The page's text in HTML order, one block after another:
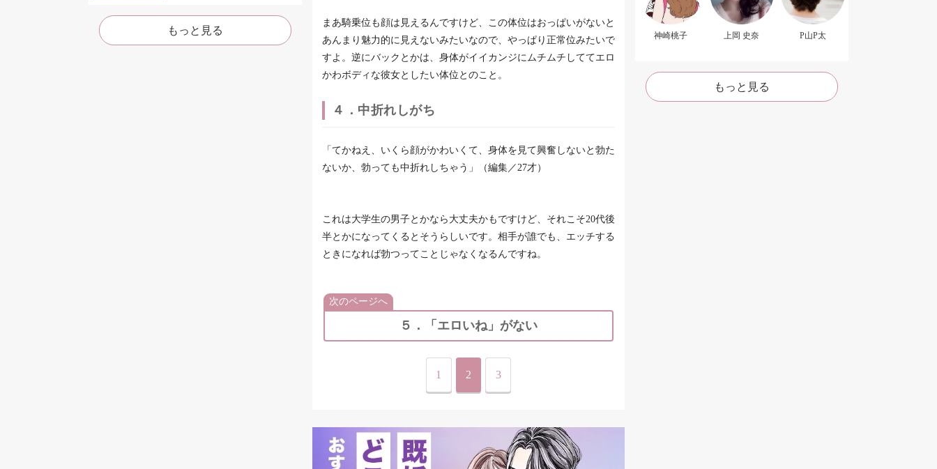
た
もっと見る
まあ騎乗位も顔は見えるんですけど、この体位はおっぱいがないと
あんまり魅力的に見えないみたいなので、やっぱり正常位みたいで
すよ。逆にバックとかは、身体がイイカンジにムチムチしててエロ
かわボディな彼女としたい体位とのこと。
４．中折れしがち
「てかねえ、いくら顔がかわいくて、身体を見て興奮しないと勃た
ないか、勃っても中折れしちゃう」（編集／27才）
これは大学生の男子とかなら大丈夫かもですけど、それこそ20代後
半とかになってくるとそうらしいです。相手が誰でも、エッチする
ときになれば勃つってことじゃなくなるんですね。
次のページへ
５．「エロいね」がない
1 2 3
神崎桃子 上岡 史奈 P山P太
もっと見る